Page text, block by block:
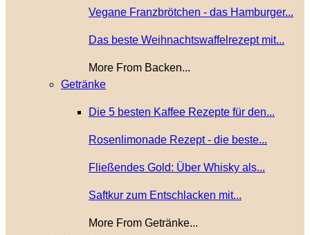
Vegane Franzbrötchen - das Hamburger...
Das beste Weihnachtswaffelrezept mit...
More From Backen...
Getränke
Die 5 besten Kaffee Rezepte für den...
Rosenlimonade Rezept - die beste...
Fließendes Gold: Über Whisky als...
Saftkur zum Entschlacken mit...
More From Getränke...